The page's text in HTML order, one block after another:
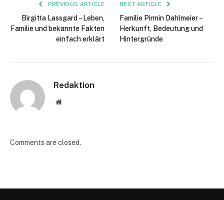
PREVIOUS ARTICLE
Birgitta Lassgard – Leben,
Familie und bekannte Fakten
einfach erklärt
NEXT ARTICLE
Familie Pirmin Dahlmeier –
Herkunft, Bedeutung und
Hintergründe
Redaktion
Website
Comments are closed.